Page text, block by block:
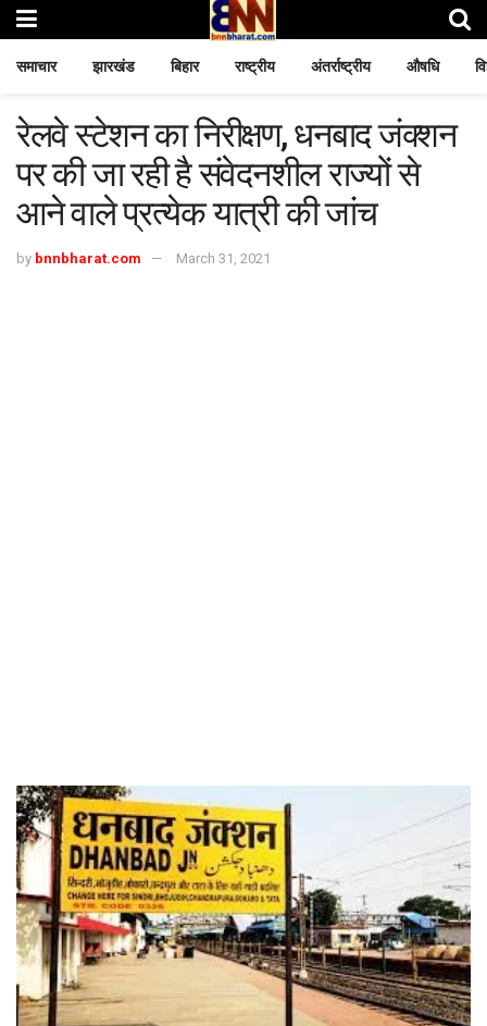
समाचार झारखंड बिहार राष्ट्रीय अंतर्राष्ट्रीय औषधि
रेलवे स्टेशन का निरीक्षण, धनबाद जंक्शन
पर की जा रही है संवेदनशील राज्यों से
आने वाले प्रत्येक यात्री की जांच
by bnnbharat.com March 31, 2021